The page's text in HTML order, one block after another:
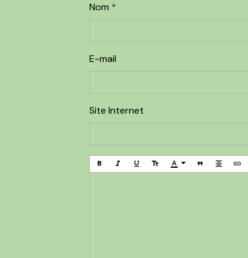
Nom
E-mail
Site Internet